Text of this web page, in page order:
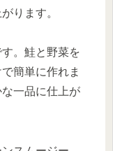
ります。
。鮭と野菜を
簡単に作れま
一品に仕上が